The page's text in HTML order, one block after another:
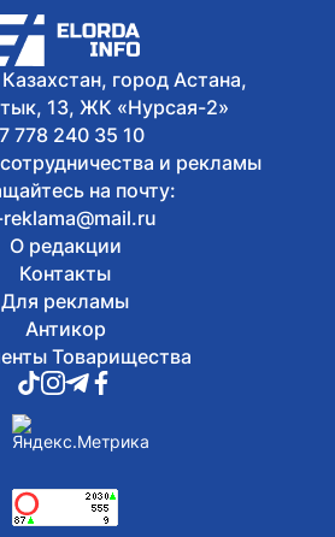
2026
принял председателя
холдинга «Байтерек»
Карагойшинагород Астана,
13, ЖК «Нурсая-2»
778 240 35 10
и рекламы
на почту:
О редакции
Контакты
Для рекламы
Антикор
Товарищества